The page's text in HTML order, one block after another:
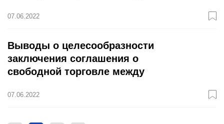
07.06.2022
07.06.2022
Выводы о целесообразности
заключения соглашения о
свободной торговле между
представлены уже в этом году